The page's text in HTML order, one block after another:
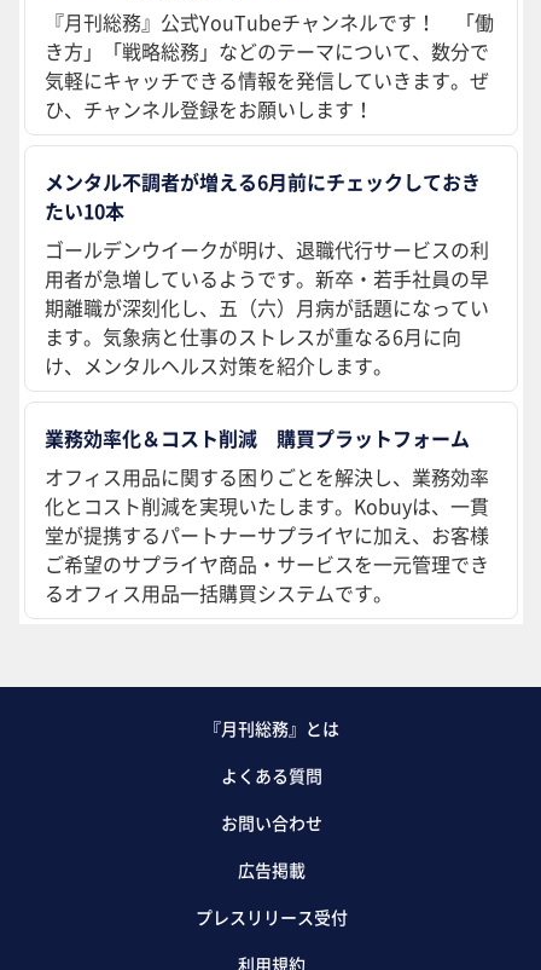
『月刊総務』公式YouTubeチャンネルです！ 「働
き方」「戦略総務」などのテーマについて、数分で
気軽にキャッチできる情報を発信していきます。ぜ
ひ、チャンネル登録をお願いします！
メンタル不調者が増える6月前にチェックしておき
たい10本
ゴールデンウイークが明け、退職代行サービスの利
用者が急増しているようです。新卒・若手社員の早
期離職が深刻化し、五（六）月病が話題になってい
ます。気象病と仕事のストレスが重なる6月に向
け、メンタルヘルス対策を紹介します。
業務効率化＆コスト削減 購買プラットフォーム
オフィス用品に関する困りごとを解決し、業務効率
化とコスト削減を実現いたします。Kobuyは、一貫
堂が提携するパートナーサプライヤに加え、お客様
ご希望のサプライヤ商品・サービスを一元管理でき
るオフィス用品一括購買システムです。
『月刊総務』とは
よくある質問
お問い合わせ
広告掲載
プレスリリース受付
利用規約